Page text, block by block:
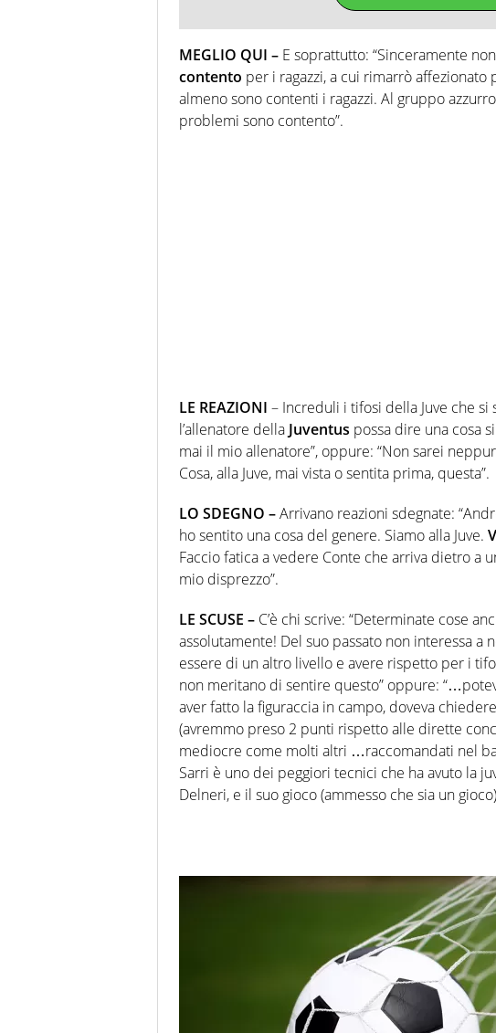
MEGLIO QUI – E soprattutto: “Sinceramente
contento per i ragazzi, a cui rimarrò
almeno sono contenti i ragazzi. Al gruppo
problemi sono contento”.
LE REAZIONI – Increduli i tifosi della Juve che si
l’allenatore della Juventus possa dire una cosa
mai il mio allenatore”, oppure: “Non sarei
Cosa, alla Juve, mai vista o sentita prima, questa”.
LO SDEGNO –Arrivano reazioni sdegnate:
ho sentito una cosa del genere. Siamo alla Juve.
Faccio fatica a vedere Conte che arriva dietro a
mio disprezzo”.
LE SCUSE – C’è chi scrive: “Determinate cose
assolutamente! Del suo passato non interessa a
essere di un altro livello e avere rispetto per i
non meritano di sentire questo” oppure:
aver fatto la figuraccia in campo, doveva
(avremmo preso 2 punti rispetto alle dirette
mediocre come molti altri …raccomandati nel
Sarri è uno dei peggiori tecnici che ha avuto la
Delneri, e il suo gioco (ammesso che sia un